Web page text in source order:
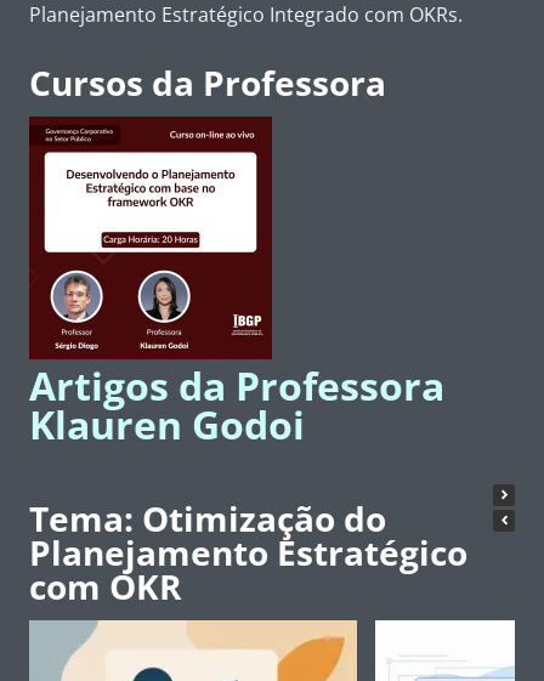
Planejamento Estratégico Integrado com OKRs.
Cursos da Professora
Artigos da Professora
Klauren Godoi
Tema: Otimização do
Planejamento Estratégico
com OKR